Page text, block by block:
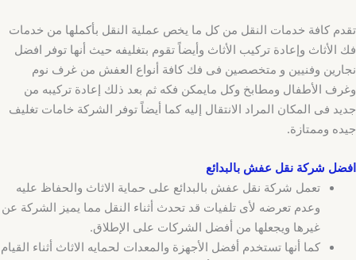
تقدم كافة خدمات النقل من كل ما يخص عملية النقل بأكملها من خدمات
فك الأثاث وإعادة تركيب الأثاث وأيضاً تقوم بتغليفه حيث أنها توفر افضل
نجارين وفنيين و متخصصين فى فك كافة أنواع العفش من غرف نوم
وغرف الأطفال ومطابخ وكل مايمكن فكه ثم بعد ذلك إعادة تركيبه من
جديد فى المكان المراد الانتقال إليه كما أيضاً توفر الشركة خامات تغليف
جيده وممتازة.
افضل شركة نقل عفش بالبدائع
تعمل شركة نقل عفش بالبدائع على حماية الاثاث والحفاظ عليه
وعدم تعرضه لأى تلفيات قد تحدث أثناء النقل مما يميز الشركة عن
غيرها ويجعلها من أفضل الشركات على الإطلاق.
كما أنها تستخدم أفضل الأجهزة والمعدات لحمايه الاثاث أثناء القيام